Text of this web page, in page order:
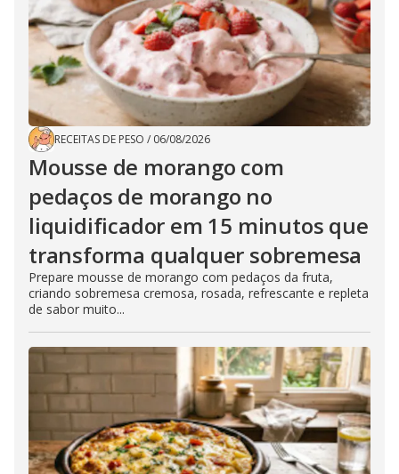
RECEITAS DE PESO / 06/08/2026
Mousse de morango com
pedaços de morango no
liquidificador em 15 minutos que
transforma qualquer sobremesa
Prepare mousse de morango com pedaços da fruta,
criando sobremesa cremosa, rosada, refrescante e repleta
de sabor muito...